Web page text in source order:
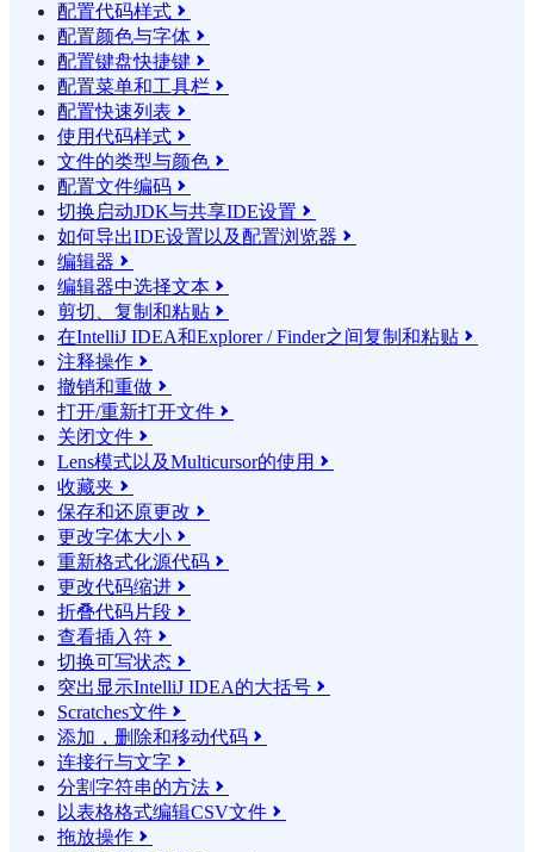
配置代码样式 
配置颜色与字体 
配置键盘快捷键 
配置菜单和工具栏 
配置快速列表 
使用代码样式 
文件的类型与颜色 
配置文件编码 
切换启动JDK与共享IDE设置 
如何导出IDE设置以及配置浏览器 
编辑器 
编辑器中选择文本 
剪切、复制和粘贴 
在IntelliJ IDEA和Explorer / Finder之间复制和粘贴 
注释操作 
撤销和重做 
打开/重新打开文件 
关闭文件 
Lens模式以及Multicursor的使用 
收藏夹 
保存和还原更改 
更改字体大小 
重新格式化源代码 
更改代码缩进 
折叠代码片段 
查看插入符 
切换可写状态 
突出显示IntelliJ IDEA的大括号 
Scratches文件 
添加，删除和移动代码 
连接行与文字 
分割字符串的方法 
以表格格式编辑CSV文件 
拖放操作 